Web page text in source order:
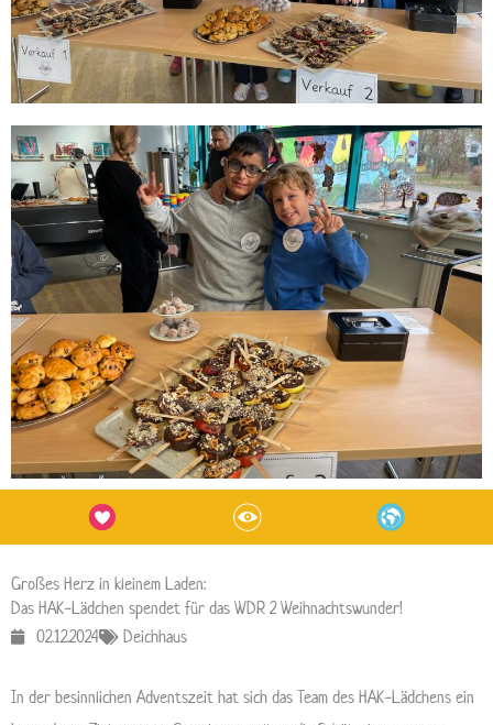
Großes Herz in kleinem Laden:
Das HAK-Lädchen spendet für das WDR 2 Weihnachtswunder!
02.12.2024
Deichhaus
In der besinnlichen Adventszeit hat sich das Team des HAK-Lädchens ein